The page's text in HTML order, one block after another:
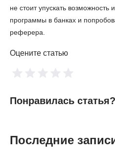
не стоит упускать
программы в банках и
реферера.
Оцените статью
Понравилась статья?
Последние